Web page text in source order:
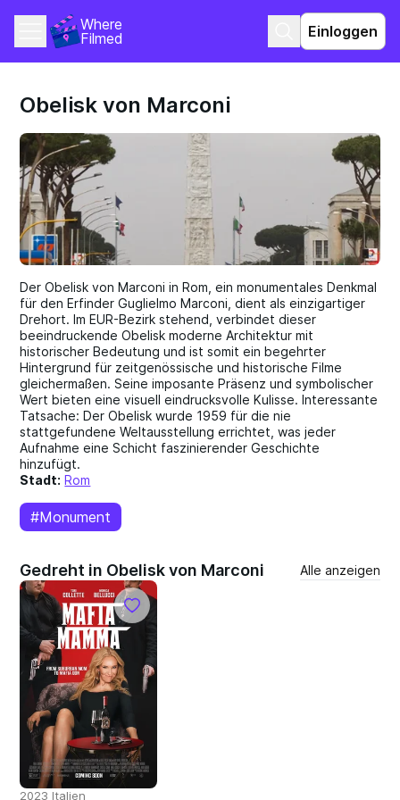
Where
Filmed
Einloggen
Obelisk von Marconi
Der Obelisk von Marconi in Rom, ein monumentales Denkmal
für den Erfinder Guglielmo Marconi, dient als einzigartiger
Drehort. Im EUR-Bezirk stehend, verbindet dieser
beeindruckende Obelisk moderne Architektur mit
historischer Bedeutung und ist somit ein begehrter
Hintergrund für zeitgenössische und historische Filme
gleichermaßen. Seine imposante Präsenz und symbolischer
Wert bieten eine visuell eindrucksvolle Kulisse. Interessante
Tatsache: Der Obelisk wurde 1959 für die nie
stattgefundene Weltausstellung errichtet, was jeder
Aufnahme eine Schicht faszinierender Geschichte
hinzufügt.
Stadt: Rom
#Monument
Gedreht in Obelisk von Marconi Alle anzeigen
2023 Italien